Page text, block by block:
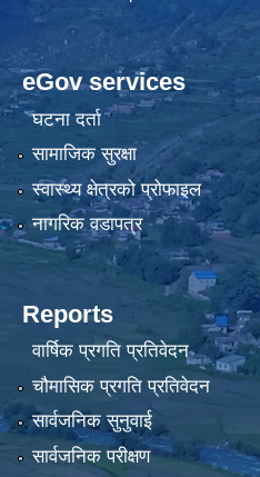
eGov services
घटना दर्ता
सामाजिक सुरक्षा
स्वास्थ्य क्षेत्रको प्रोफाइल
नागरिक वडापत्र
Reports
वार्षिक प्रगति प्रतिवेदन
चौमासिक प्रगति प्रतिवेदन
सार्वजनिक सुनुवाई
सार्वजनिक परीक्षण